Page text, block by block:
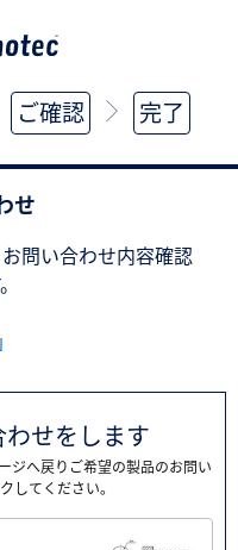
ご確認 完了
せ
問い合わせ内容確認
せをします
ジへ戻りご希望の製品のお問い
してください。